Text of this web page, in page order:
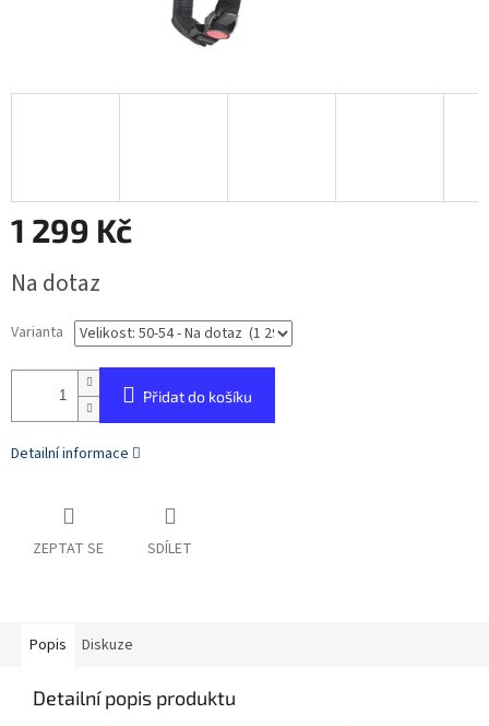
1 299 Kč
cena:
Na dotaz
Varianta
Přidat do košíku
Detailní informace
ZEPTAT SE SDÍLET
Popis Diskuze
Detailní popis produktu